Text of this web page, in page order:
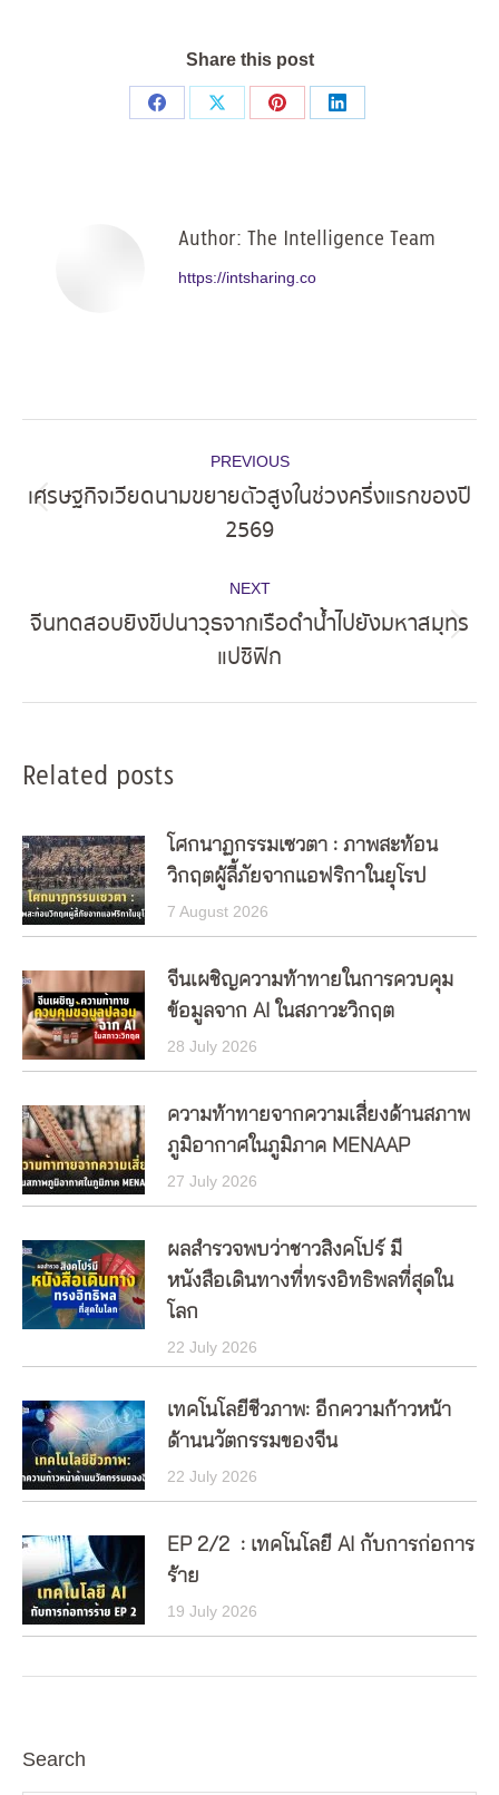
Share this post
Share
Share
Share
Share
Author: The Intelligence Team
https://intsharing.co
navigation
PREVIOUS
Previous
post:
เศรษฐกิจเวียดนามขยายตัวสูงในช่วงครึ่งแรกของปี
2569
NEXT
post:
จีนทดสอบยิงขีปนาวุธจากเรือดำน้ำไปยังมหาสมุทร
แปซิฟิก
Related posts
โศกนาฏกรรมเซวตา : ภาพสะท้อน
วิกฤตผู้ลี้ภัยจากแอฟริกาในยุโรป
7 August 2026
จีนเผชิญความท้าทายในการควบคุม
ข้อมูลจาก AI ในสภาวะวิกฤต
28 July 2026
ความท้าทายจากความเสี่ยงด้านสภาพ
ภูมิอากาศในภูมิภาค MENAAP
27 July 2026
ผลสำรวจพบว่าชาวสิงคโปร์ มี
หนังสือเดินทางที่ทรงอิทธิพลที่สุดใน
โลก
22 July 2026
เทคโนโลยีชีวภาพ: อีกความก้าวหน้า
ด้านนวัตกรรมของจีน
22 July 2026
EP 2/2 : เทคโนโลยี AI กับการก่อการ
ร้าย
19 July 2026
Search